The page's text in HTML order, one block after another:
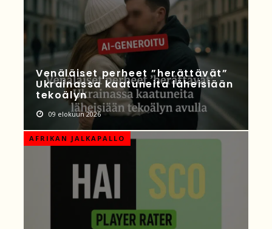
Venäläiset perheet ”herättävät”
Ukrainassa kaatuneita läheisiään
tekoälyn
09 elokuun 2026
AFRIKAN JALKAPALLO